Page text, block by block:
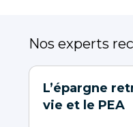
Nos experts
L’épargne
vie et le PEA